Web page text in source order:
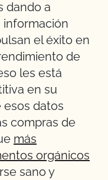
dando a
información
el éxito en
de
les está
en su
esos datos
compras de
más
orgánicos
sano y